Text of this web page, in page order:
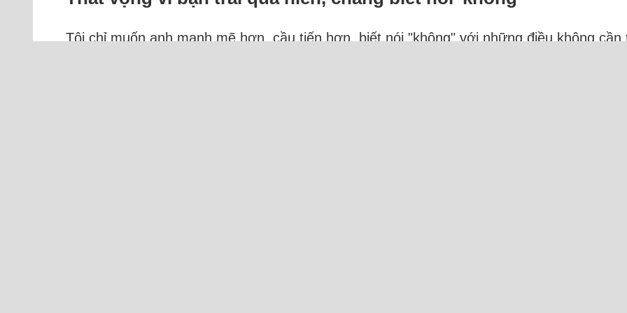
Tôi chỉ muốn anh mạnh mẽ hơn, cầu tiến hơn, biết nói "không" với những điều không cần